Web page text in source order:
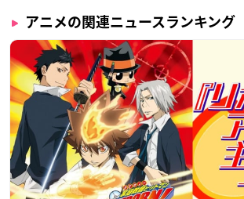
アニメの関連ニュースランキング